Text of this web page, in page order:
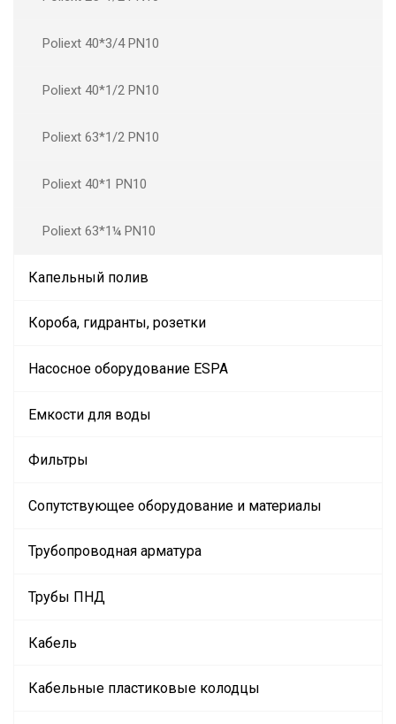
Poliext 40*3/4 PN10
Poliext 40*1/2 PN10
Poliext 63*1/2 PN10
Poliext 40*1 PN10
Poliext 63*1¼ PN10
Капельный полив
Короба, гидранты, розетки
Насосное оборудование ESPA
Емкости для воды
Фильтры
Сопутствующее оборудование и материалы
Трубопроводная арматура
Трубы ПНД
Кабель
Кабельные пластиковые колодцы